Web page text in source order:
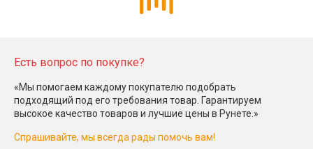
Есть вопрос по покупке?
«Мы помогаем каждому покупателю подобрать
подходящий под его требования товар. Гарантируем
высокое качество товаров и лучшие цены в Рунете.»
Спрашивайте, мы всегда рады помочь вам!